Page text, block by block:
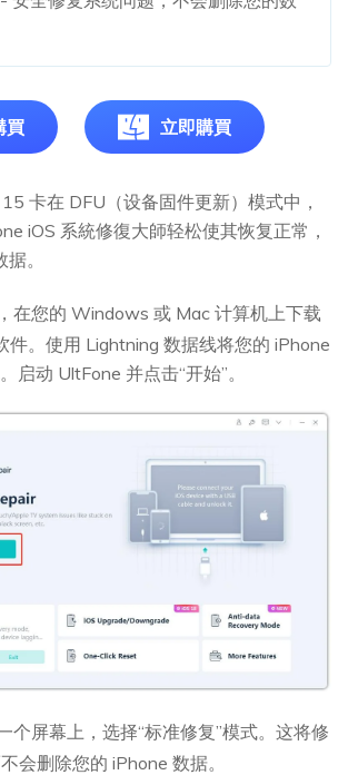
買 立即購買
卡在 DFU（设备固件更新）模式中，
iOS 系統修復大師轻松使其恢复正常，
。
在您的 Windows 或 Mac 计算机上下载
件。使用 Lightning 数据线将您的 iPhone
启动 UltFone 并点击“开始”。
个屏幕上，选择“标准修复”模式。这将修
会删除您的 iPhone 数据。